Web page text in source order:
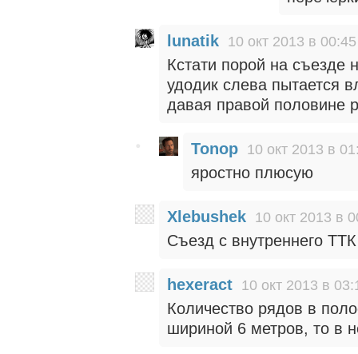
lunatik 10 окт 2013 в 00:45
Кстати порой на съезде
удодик слева пытается
давая правой половине
Tonop 10 окт 2013 в
яростно плюсую
Xlebushek 10 окт 2013 в
Съезд с внутреннего
hexeract 10 окт 2013 в
Количество рядов в
шириной 6 метров, то в